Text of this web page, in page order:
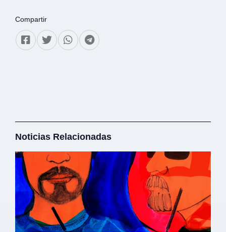
Compartir
Noticias Relacionadas